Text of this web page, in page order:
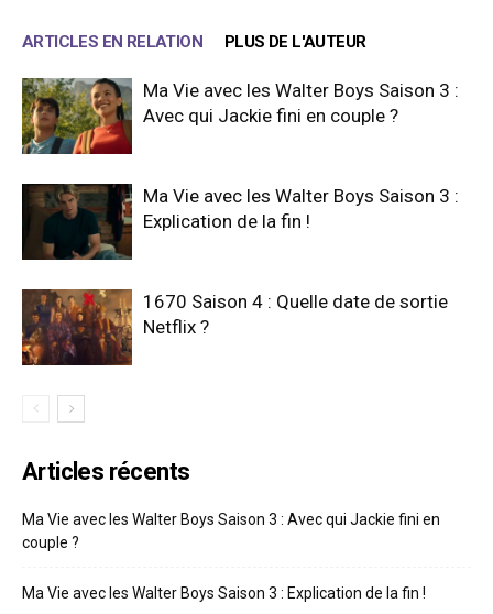
ARTICLES EN RELATION PLUS DE L'AUTEUR
Ma Vie avec les Walter Boys Saison 3 :
Avec qui Jackie fini en couple ?
Ma Vie avec les Walter Boys Saison 3 :
Explication de la fin !
1670 Saison 4 : Quelle date de sortie
Netflix ?
Articles récents
Ma Vie avec les Walter Boys Saison 3 : Avec qui Jackie fini en
couple ?
Ma Vie avec les Walter Boys Saison 3 : Explication de la fin !